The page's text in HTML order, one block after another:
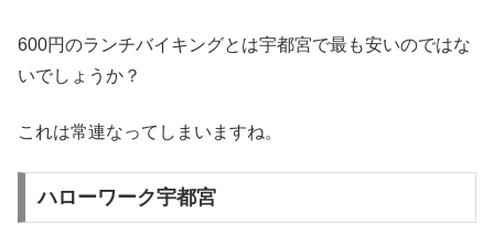
600円のランチバイキングとは宇都宮で最も安いのではな
いでしょうか？
これは常連なってしまいますね。
ハローワーク宇都宮